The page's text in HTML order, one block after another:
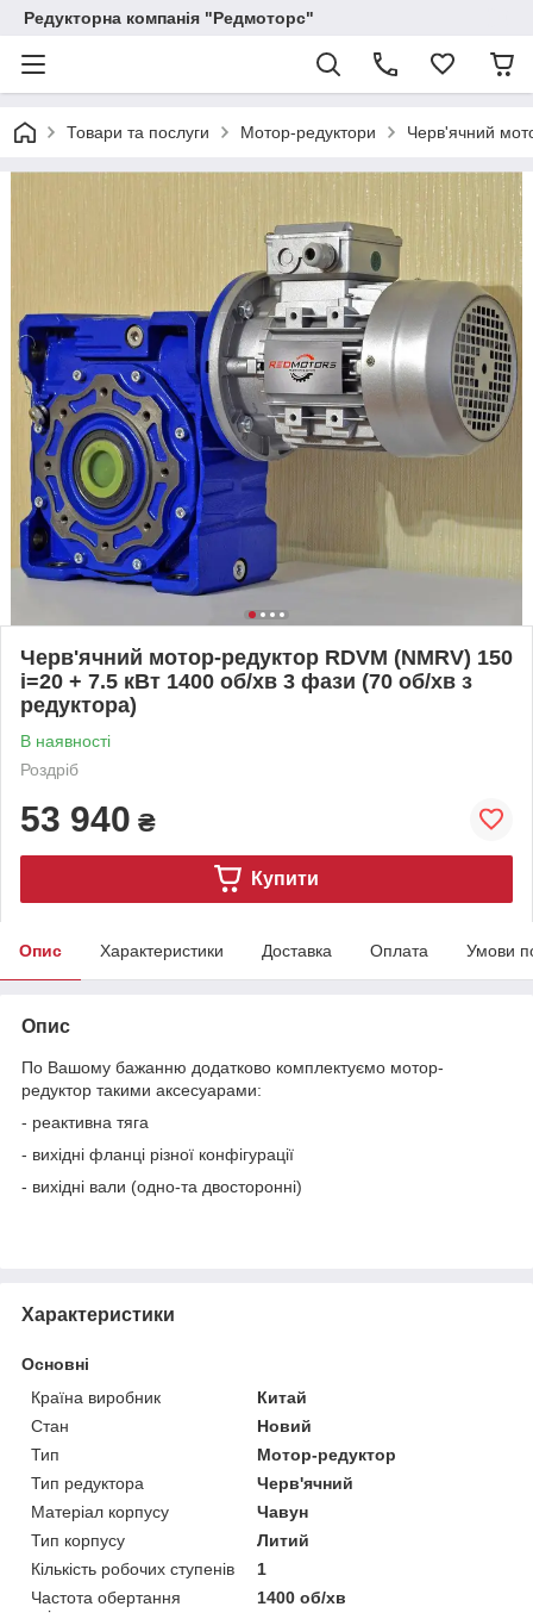
Редукторна компанія "Редмоторс"
Товари та послуги Мотор-редуктори Черв'ячний
Черв'ячний мотор-редуктор RDVM (NMRV) 150
і=20 + 7.5 кВт 1400 об/хв 3 фази (70 об/хв з
редуктора)
В наявності
Роздріб
53 940 ₴
Купити
Опис Характеристики Доставка Оплата Умови
Опис
По Вашому бажанню додатково комплектуємо мотор-
редуктор такими аксесуарами:
- реактивна тяга
- вихідні фланці різної конфігурації
- вихідні вали (одно-та двосторонні)
Характеристики
Основні
Країна виробник
Китай
Стан
Новий
Тип
Мотор-редуктор
Тип редуктора
Черв'ячний
Матеріал корпусу
Чавун
Тип корпусу
Литий
Кількість робочих ступенів
1
Частота обертання
1400 об/хв